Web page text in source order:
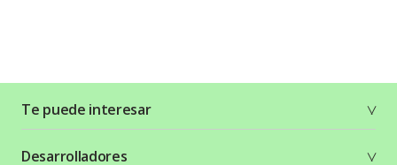
Te puede interesar
Planes y tarifas
Desarrolladores